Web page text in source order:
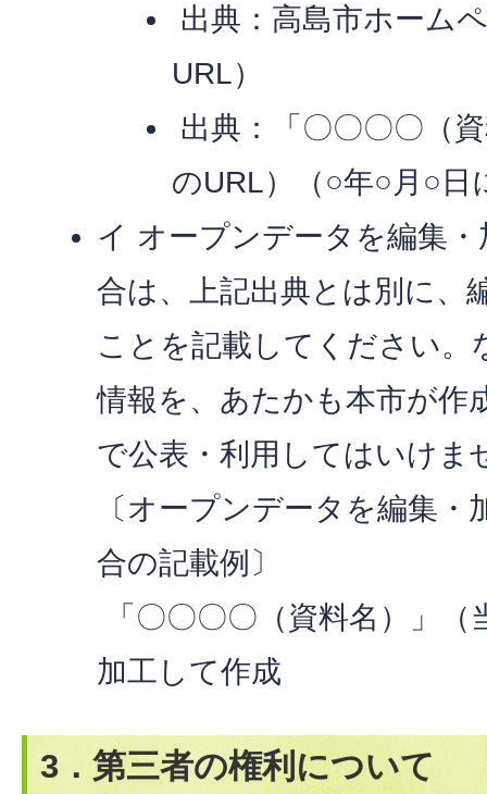
出典：高島市ホーム
URL）
出典：「〇〇〇〇（
のURL）（○年○月○日
イ オープンデータを編集
合は、上記出典とは別に、
ことを記載してください。
情報を、あたかも本市が作
で公表・利用してはいけま
〔オープンデータを編集
合の記載例〕
「〇〇〇〇（資料名）」
加工して作成
3．第三者の権利について